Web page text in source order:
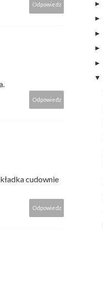
Odpowiedz
Odpowiedz
cudownie
Odpowiedz
►
►
►
►
►
▼